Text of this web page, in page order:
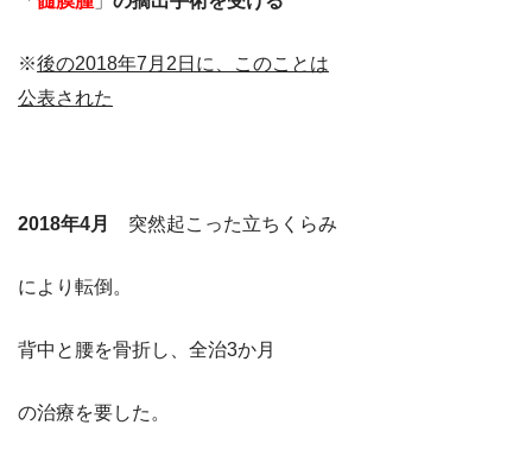
※後の2018年7月2日に、このことは
公表された
2018年4月 突然起こった立ちくらみ
により転倒。
背中と腰を骨折し、全治3か月
の治療を要した。